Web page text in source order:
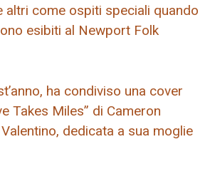
altri come ospiti speciali quando
esibiti al Newport Folk
ha condiviso una cover
Takes Miles” di Cameron
dedicata a sua moglie